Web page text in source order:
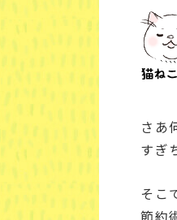
さあ
すぎ
そこ
節約